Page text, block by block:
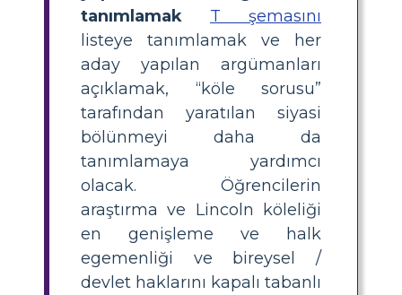
tanımlamak
T şemasını
listeye tanımlamak ve her
aday yapılan argümanları
açıklamak, “köle sorusu”
tarafından yaratılan siyasi
bölünmeyi daha da
tanımlamaya yardımcı
olacak. Öğrencilerin
araştırma ve Lincoln köleliği
en genişleme ve halk
egemenliği ve bireysel /
devlet haklarını kapalı tabanlı